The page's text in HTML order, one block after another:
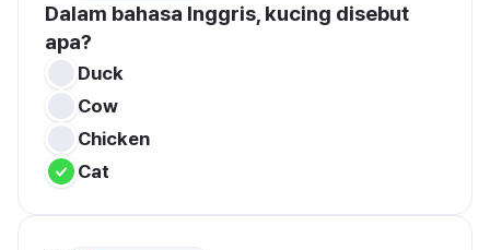
Dalam bahasa Inggris, kucing disebut
apa?
Duck
Cow
Chicken
Cat